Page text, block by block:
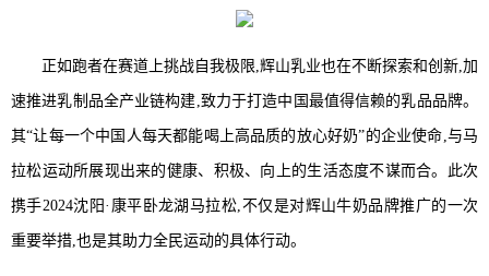
正如跑者在赛道上挑战自我极限,辉山乳业也在不断探索和创新,加
速推进乳制品全产业链构建,致力于打造中国最值得信赖的乳品品牌。
其“让每一个中国人每天都能喝上高品质的放心好奶”的企业使命,与马
拉松运动所展现出来的健康、积极、向上的生活态度不谋而合。此次
携手2024沈阳·康平卧龙湖马拉松,不仅是对辉山牛奶品牌推广的一次
重要举措,也是其助力全民运动的具体行动。